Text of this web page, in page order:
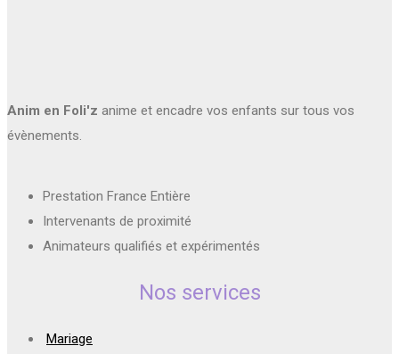
Anim en Foli'z anime et encadre vos enfants sur tous vos
évènements.
Prestation France Entière
Intervenants de proximité
Animateurs qualifiés et expérimentés
Nos services
Mariage